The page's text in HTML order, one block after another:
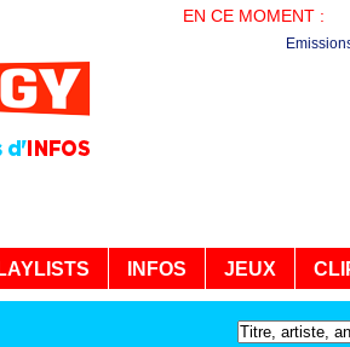
EN CE MOMENT :
INFOS JEUX